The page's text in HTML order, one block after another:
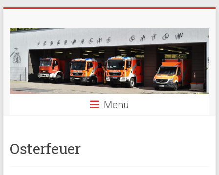
springen
Freiwillige
Feuerwehr
Berlin
Gatow
Berlin
Menü
Osterfeuer